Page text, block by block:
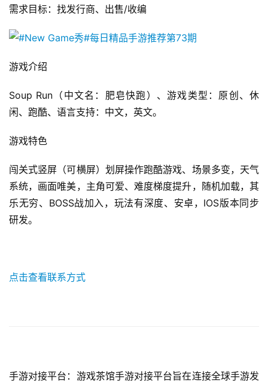
需求目标：找发行商、出售/收编
游戏介绍
Soup Run（中文名：肥皂快跑）、游戏类型：原创、休
闲、跑酷、语言支持：中文，英文。
游戏特色
闯关式竖屏（可横屏）划屏操作跑酷游戏、场景多变，天气
系统，画面唯美，主角可爱、难度梯度提升，随机加载，其
乐无穷、BOSS战加入，玩法有深度、安卓，IOS版本同步
研发。
点击查看联系方式
手游对接平台：游戏茶馆手游对接平台旨在连接全球手游发